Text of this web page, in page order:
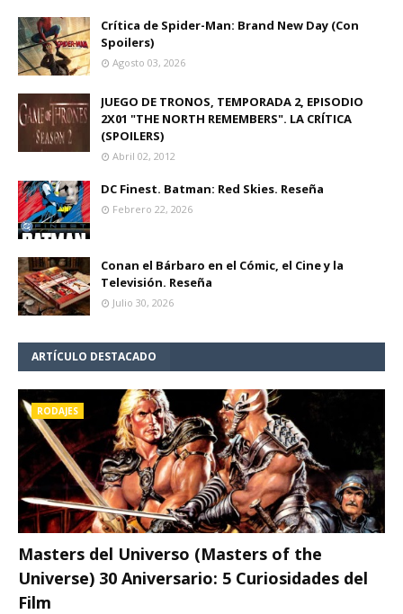
Crítica de Spider-Man: Brand New Day (Con
Spoilers)
Agosto 03, 2026
JUEGO DE TRONOS, TEMPORADA 2, EPISODIO
2X01 "THE NORTH REMEMBERS". LA CRÍTICA
(SPOILERS)
Abril 02, 2012
DC Finest. Batman: Red Skies. Reseña
Febrero 22, 2026
Conan el Bárbaro en el Cómic, el Cine y la
Televisión. Reseña
Julio 30, 2026
ARTÍCULO DESTACADO
RODAJES
Masters del Universo (Masters of the
Universe) 30 Aniversario: 5 Curiosidades del
Film